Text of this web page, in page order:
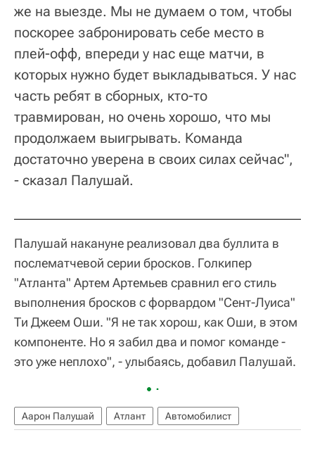
же на выезде. Мы не думаем о том, чтобы
поскорее забронировать себе место в
плей-офф, впереди у нас еще матчи, в
которых нужно будет выкладываться. У нас
часть ребят в сборных, кто-то
травмирован, но очень хорошо, что мы
продолжаем выигрывать. Команда
достаточно уверена в своих силах сейчас",
- сказал Палушай.
Палушай накануне реализовал два буллита в
послематчевой серии бросков. Голкипер
"Атланта" Артем Артемьев сравнил его стиль
выполнения бросков с форвардом "Сент-Луиса"
Ти Джеем Оши. "Я не так хорош, как Оши, в этом
компоненте. Но я забил два и помог команде -
это уже неплохо", - улыбаясь, добавил Палушай.
Аарон Палушай Атлант Автомобилист